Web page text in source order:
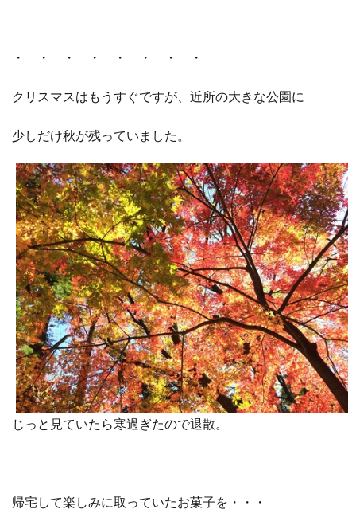
・ ・ ・ ・ ・ ・ ・ ・
クリスマスはもうすぐですが、近所の大きな公園に
少しだけ秋が残っていました。
じっと見ていたら寒過ぎたので退散。
帰宅して楽しみに取っていたお菓子を・・・